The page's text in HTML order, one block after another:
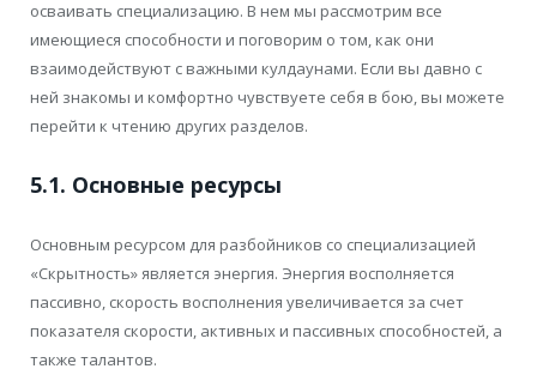
осваивать специализацию. В нем мы рассмотрим все
имеющиеся способности и поговорим о том, как они
взаимодействуют с важными кулдаунами. Если вы давно с
ней знакомы и комфортно чувствуете себя в бою, вы можете
перейти к чтению других разделов.
5.1. Основные ресурсы
Основным ресурсом для разбойников со специализацией
«Скрытность» является энергия. Энергия восполняется
пассивно, скорость восполнения увеличивается за счет
показателя скорости, активных и пассивных способностей, а
также талантов.